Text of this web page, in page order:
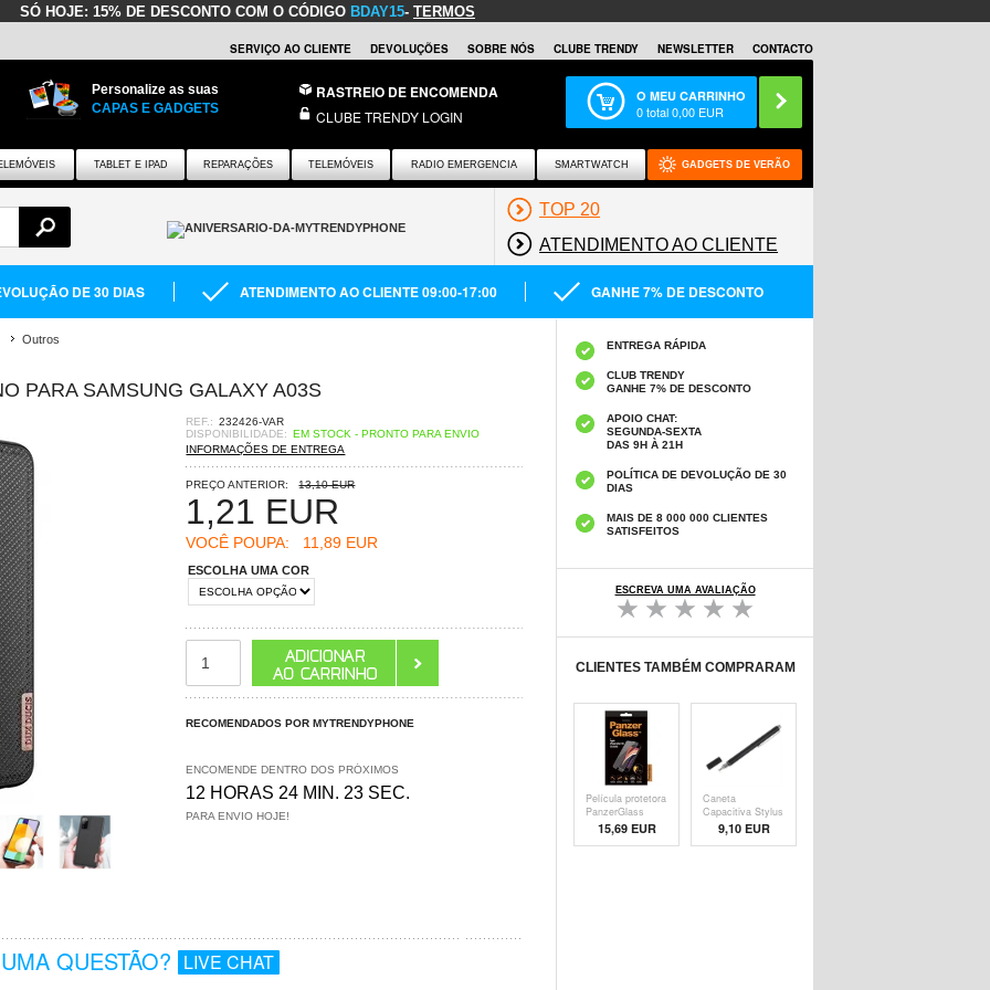
SÓ HOJE: 15% DE DESCONTO COM O CÓDIGO BDAY15- TERMOS
SERVIÇO AO CLIENTE DEVOLUÇÕES SOBRE NÓS CLUBE TRENDY NEWSLETTER CONTACTO
Personalize as suas
CAPAS E GADGETS
RASTREIO DE ENCOMENDA
CLUBE TRENDY LOGIN
O MEU CARRINHO
0total0,00 EUR
TABLET E IPAD REPARAÇÕES TELEMÓVEIS RADIO EMERGENCIA SMARTWATCH GADGETS DE VERÃO
TOP 20
ATENDIMENTO AO CLIENTE
DE 30 DIAS ATENDIMENTO AO CLIENTE 09:00-17:00 GANHE 7% DE DESCONTO
Outros
PARA SAMSUNG GALAXY A03S
REF.: 232426-VAR
DISPONIBILIDADE: EM STOCK - PRONTO PARA ENVIO
INFORMAÇÕES DE ENTREGA
PREÇO ANTERIOR: 13,10 EUR
1,21 EUR
VOCÊ POUPA: 11,89 EUR
ESCOLHA UMA COR
RECOMENDADOS POR MYTRENDYPHONE
ENCOMENDE DENTRO DOS PRÓXIMOS
12 HORAS 24 MIN. 22 SEC.
PARA ENVIO HOJE!
QUESTÃO? LIVE CHAT
ENTREGA RÁPIDA
CLUB TRENDY
GANHE 7% DE DESCONTO
APOIO CHAT:
SEGUNDA-SEXTA
DAS 9H À 21H
POLÍTICA DE DEVOLUÇÃO DE 30
DIAS
MAIS DE 8 000 000 CLIENTES
SATISFEITOS
ESCREVA UMA AVALIAÇÃO
CLIENTES TAMBÉM COMPRARAM
Película protetora
PanzerGlass
15,69 EUR
Caneta
Capacitiva Stylus
- Pre9,10 EUR